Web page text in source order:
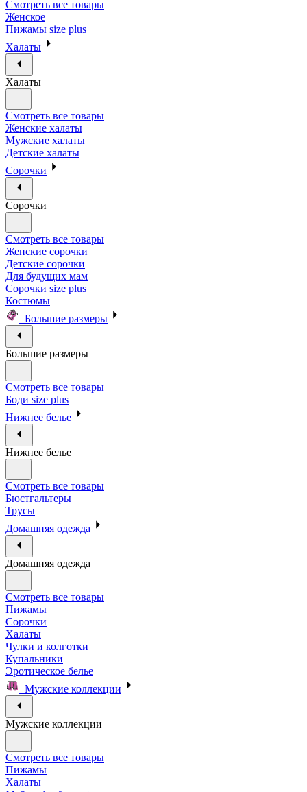
Смотреть все товары
Женское
Пижамы size plus
Халаты
Халаты
Смотреть все товары
Женские халаты
Мужские халаты
Детские халаты
Сорочки
Сорочки
Смотреть все товары
Женские сорочки
Детские сорочки
Для будущих мам
Сорочки size plus
Костюмы
Большие размеры
Большие размеры
Смотреть все товары
Боди size plus
Нижнее белье
Нижнее белье
Смотреть все товары
Бюстгальтеры
Трусы
Домашняя одежда
Домашняя одежда
Смотреть все товары
Пижамы
Сорочки
Халаты
Чулки и колготки
Купальники
Эротическое белье
Мужские коллекции
Мужские коллекции
Смотреть все товары
Пижамы
Халаты